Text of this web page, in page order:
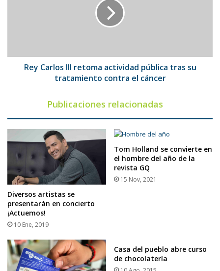
tratamiento
contraRey Carlos III retoma actividad pública tras su
tratamiento contra el cáncer
Publicaciones relacionadas
Diversos artistas se
presentarán en concierto
¡Actuemos!
10 Ene, 2019
Tom Holland se convierte en
el hombre del año de la
revista GQ
15 Nov, 2021
Casa del pueblo abre curso
de chocolatería